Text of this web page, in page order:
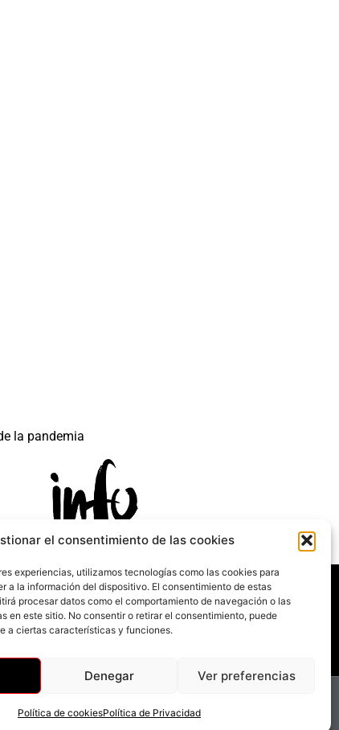
el consentimiento de las cookies
experiencias, utilizamos tecnologías como las cookies para
a la información del dispositivo. El consentimiento de estas
procesar datos como el comportamiento de navegación o las
en este sitio. No consentir o retirar el consentimiento, puede
a ciertas características y funciones.
Denegar Ver preferencias
Política de cookiesPolítica de Privacidad
la pandemia
de Recuperación y Resilencia.